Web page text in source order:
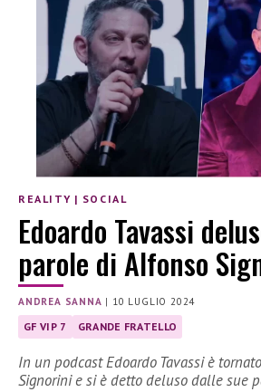
REALITY | SOCIAL
Edoardo Tavassi
parole di Alfonso
ANDREA SANNA | 10 LUGLIO 2024
GF VIP 7 GRANDE FRATELLO
In un podcast Edoardo Tavassi è
Signorini e si è detto deluso dalle sue